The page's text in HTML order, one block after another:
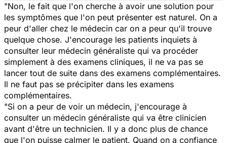
"Non, le fait que l'on cherche à avoir une solution pour
les symptômes que l'on peut présenter est naturel. On a
peur d'aller chez le médecin car on a peur qu'il trouve
quelque chose. J'encourage les patients inquiets à
consulter leur médecin généraliste qui va procéder
simplement à des examens cliniques, il ne va pas se
lancer tout de suite dans des examens complémentaires.
Il ne faut pas se précipiter dans les examens
complémentaires.
"Si on a peur de voir un médecin, j'encourage à
consulter un médecin généraliste qui va être clinicien
avant d'être un technicien. Il y a donc plus de chance
que l'on puisse calmer le patient. Quand on a confiance